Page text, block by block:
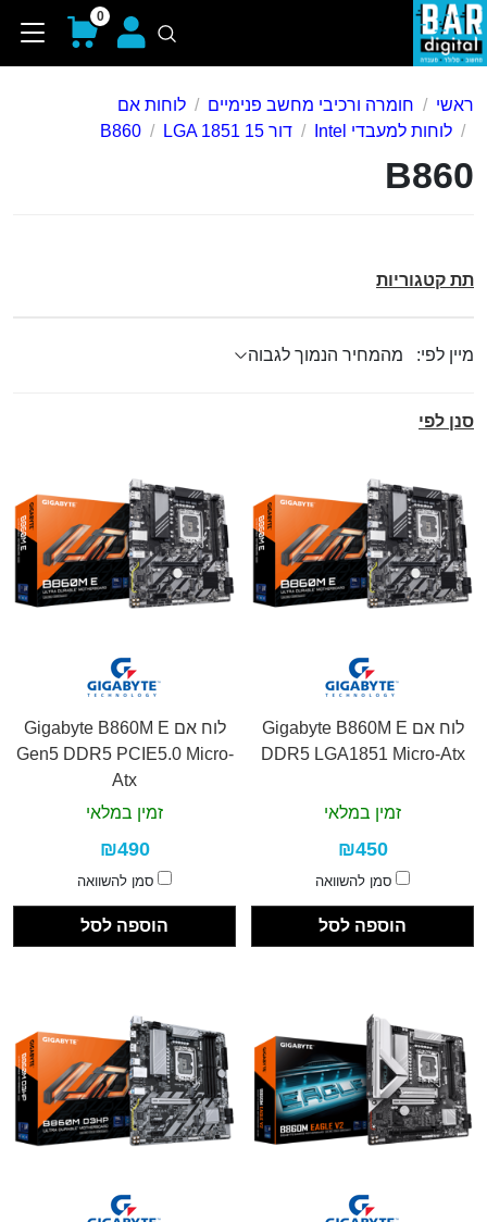
0
ראשי חומרה ורכיבי מחשב פנימיים
לוחות אם
לוחות למעבדי Intel
דור 15 LGA 1851 B860
B860
תת קטגוריות
מיין לפי:
סנן לפי
לוח אם Gigabyte B860M E
DDR5 LGA1851 Micro-Atx
זמין במלאי
₪450
סמן להשוואה
הוספה לסל
לוח אם Gigabyte B860M E
Gen5 DDR5 PCIE5.0 Micro-
Atx
זמין במלאי
₪490
סמן להשוואה
הוספה לסל